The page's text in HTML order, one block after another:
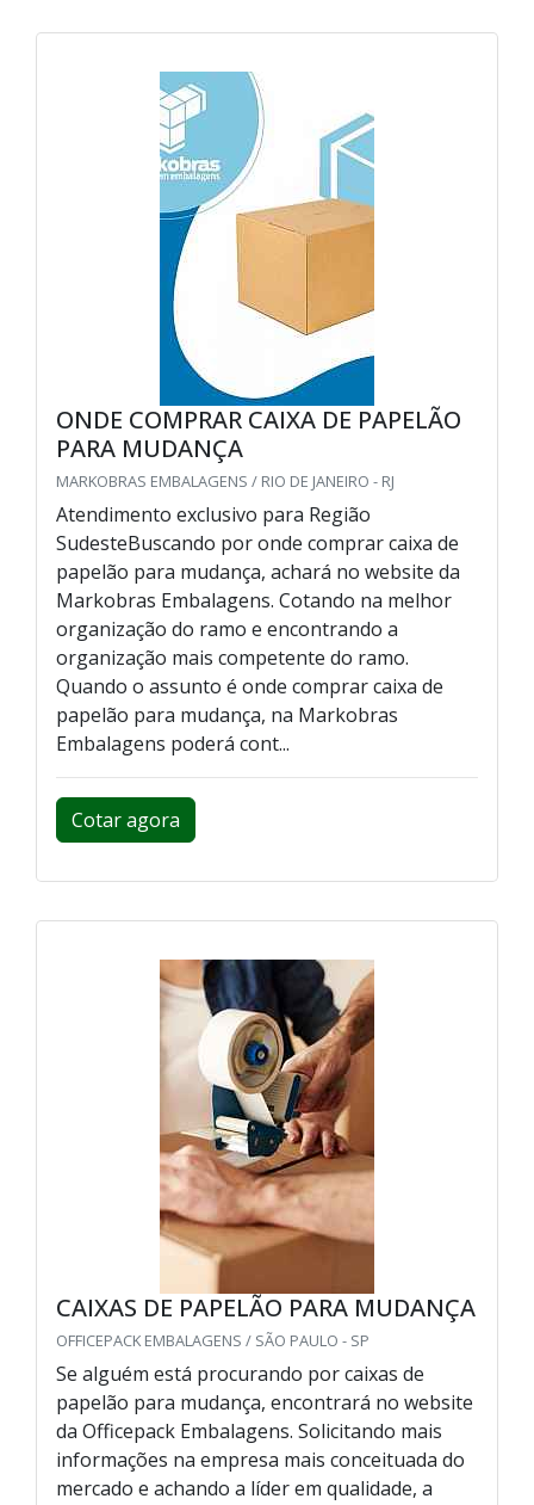
ONDE COMPRAR CAIXA DE PAPELÃO
PARA MUDANÇA
MARKOBRAS EMBALAGENS / RIO DE JANEIRO - RJ
Atendimento exclusivo para Região
SudesteBuscando por onde comprar caixa de
papelão para mudança, achará no website da
Markobras Embalagens. Cotando na melhor
organização do ramo e encontrando a
organização mais competente do ramo.
Quando o assunto é onde comprar caixa de
papelão para mudança, na Markobras
Embalagens poderá cont...
Cotar agora
CAIXAS DE PAPELÃO PARA MUDANÇA
OFFICEPACK EMBALAGENS / SÃO PAULO - SP
Se alguém está procurando por caixas de
papelão para mudança, encontrará no website
da Officepack Embalagens. Solicitando mais
informações na empresa mais conceituada do
mercado e achando a líder em qualidade, a